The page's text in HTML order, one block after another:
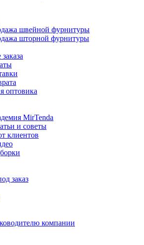
швейной фурнитуры
шторной фурнитуры
оптовика
MirTenda
и советы
клиентов
заказ
компании